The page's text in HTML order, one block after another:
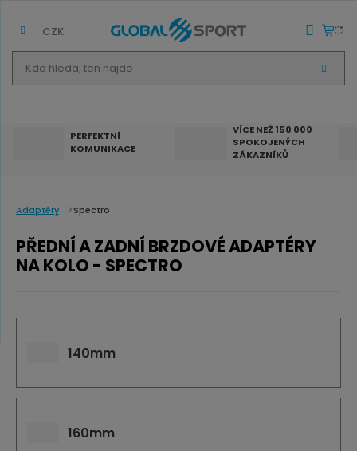
d
á
t
e
n
d
V
Y
CZK
PERFEKTNÍ
KOMUNIKACE
VÍCE NEŽ 150 000
SPOKOJENÝCH
ZÁKAZNÍKŮ
Adaptéry Spectro
PŘEDNÍ A ZADNÍ BRZDOVÉ ADAPTÉRY
NA KOLO - SPECTRO
140mm
160mm